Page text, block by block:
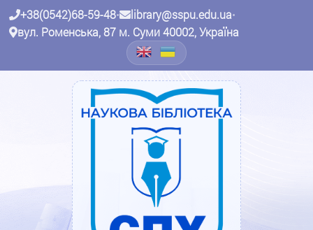
+38(0542)68-59-48• library@sspu.edu.ua•
вул. Роменська, 87 м. Суми 40002, Україна